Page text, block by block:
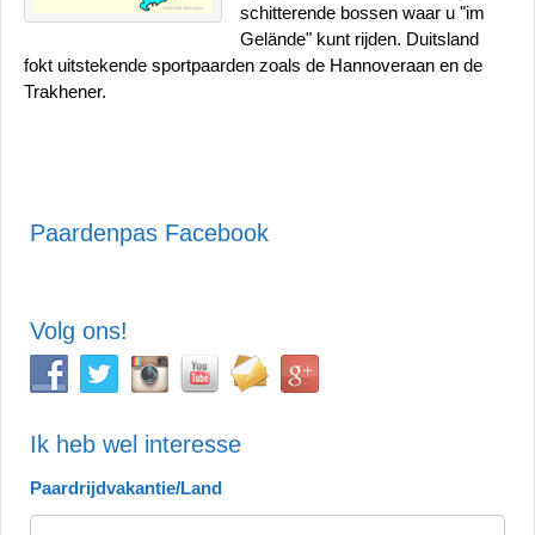
schitterende bossen waar u "im
Gelände" kunt rijden. Duitsland
fokt uitstekende sportpaarden zoals de Hannoveraan en de
Trakhener.
Paardenpas Facebook
Volg ons!
Ik heb wel interesse
Paardrijdvakantie/Land